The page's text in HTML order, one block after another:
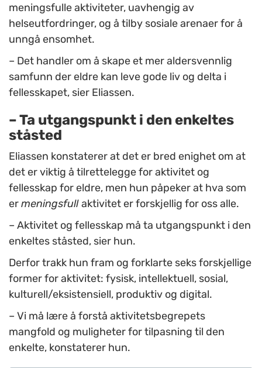
meningsfulle aktiviteter, uavhengig av
helseutfordringer, og å tilby sosiale arenaer for å
unngå ensomhet.
– Det handler om å skape et mer aldersvennlig
samfunn der eldre kan leve gode liv og delta i
fellesskapet, sier Eliassen.
– Ta utgangspunkt i den enkeltes
ståsted
Eliassen konstaterer at det er bred enighet om at
det er viktig å tilrettelegge for aktivitet og
fellesskap for eldre, men hun påpeker at hva som
ermeningsfullaktivitet er forskjellig for oss alle.
– Aktivitet og fellesskap må ta utgangspunkt i den
enkeltes ståsted, sier hun.
Derfor trakk hun fram og forklarte seks forskjellige
former for aktivitet: fysisk, intellektuell, sosial,
kulturell/eksistensiell, produktiv og digital.
– Vi må lære å forstå aktivitetsbegrepets
mangfold og muligheter for tilpasning til den
enkelte, konstaterer hun.